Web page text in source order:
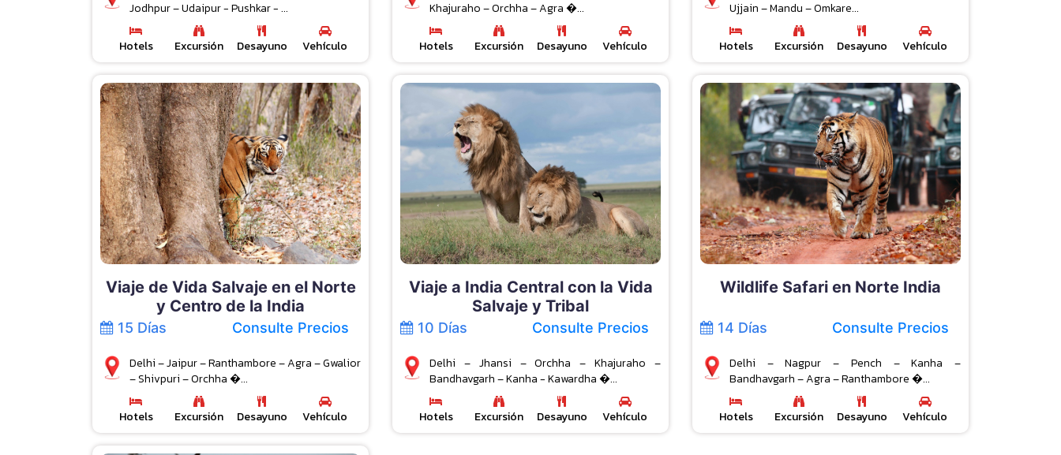
Jodhpur – Udaipur - Pushkar - ...
Hotels Excursión Desayuno Vehículo
Khajuraho – Orchha – Agra �...
Hotels Excursión Desayuno Vehículo
Ujjain – Mandu – Omkare...
Hotels Excursión Desayuno Vehículo
Viaje de Vida Salvaje en el Norte
y Centro de la India
15 Días Consulte Precios
Delhi – Jaipur – Ranthambore – Agra – Gwalior
– Shivpuri – Orchha �...
Hotels Excursión Desayuno Vehículo
Viaje a India Central con la Vida
Salvaje y Tribal
10 Días Consulte Precios
Delhi – Jhansi – Orchha – Khajuraho –
Bandhavgarh – Kanha - Kawardha �...
Hotels Excursión Desayuno Vehículo
Wildlife Safari en Norte India
14 Días Consulte Precios
Delhi – Nagpur – Pench – Kanha –
Bandhavgarh – Agra – Ranthambore �...
Hotels Excursión Desayuno Vehículo